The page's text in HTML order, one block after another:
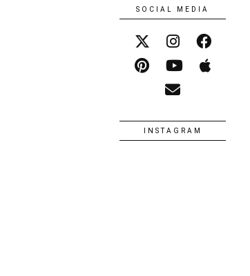
SOCIAL MEDIA
INSTAGRAM